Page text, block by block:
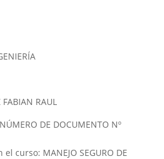
FABIAN RAUL
DE DOCUMENTO Nº
curso: MANEJO SEGURO DE